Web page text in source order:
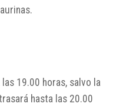
19.00 horas, salvo la
hasta las 20.00